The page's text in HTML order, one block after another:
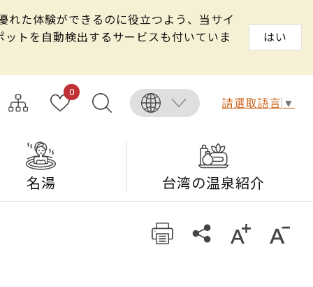
た体験ができるのに役立つよう、当サイ
トを自動検出するサービスも付いていま
はい
0
請選取語言 ▼
名湯 台湾の温泉紹介